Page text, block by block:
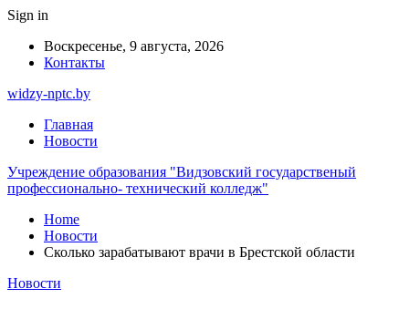
Sign in
Воскресенье, 9 августа, 2026
Контакты
widzy-nptc.by
Главная
Новости
Учреждение образования "Видзовский государственый
профессионально- технический колледж"
Home
Новости
Сколько зарабатывают врачи в Брестской области
Новости